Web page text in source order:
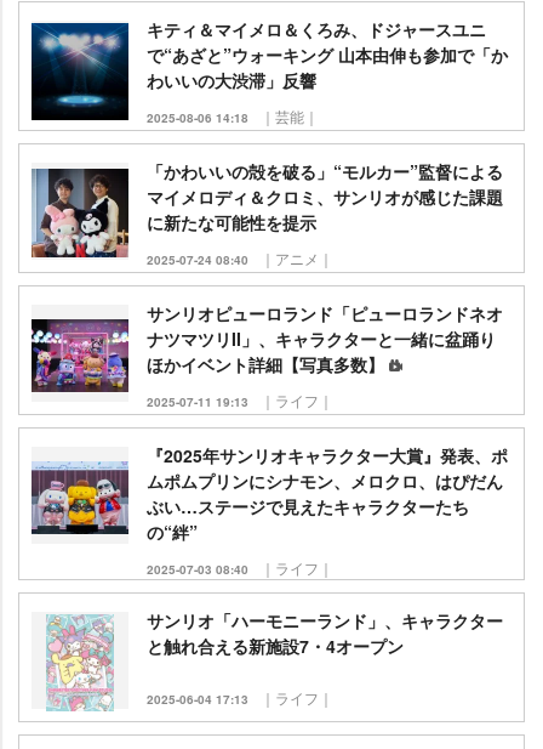
キティ＆マイメロ＆くろみ、ドジャースユニ
で“あざと”ウォーキング 山本由伸も参加で「か
わいいの大渋滞」反響
2025-08-06 14:18 ｜芸能｜
「かわいいの殻を破る」“モルカー”監督による
マイメロディ＆クロミ、サンリオが感じた課題
に新たな可能性を提示
2025-07-24 08:40 ｜アニメ｜
サンリオピューロランド「ピューロランドネオ
ナツマツリII」、キャラクターと一緒に盆踊り
ほかイベント詳細【写真多数】
2025-07-11 19:13 ｜ライフ｜
『2025年サンリオキャラクター大賞』発表、ポ
ムポムプリンにシナモン、メロクロ、はぴだん
ぶい…ステージで見えたキャラクターたち
の“絆”
2025-07-03 08:40 ｜ライフ｜
サンリオ「ハーモニーランド」、キャラクター
と触れ合える新施設7・4オープン
2025-06-04 17:13 ｜ライフ｜